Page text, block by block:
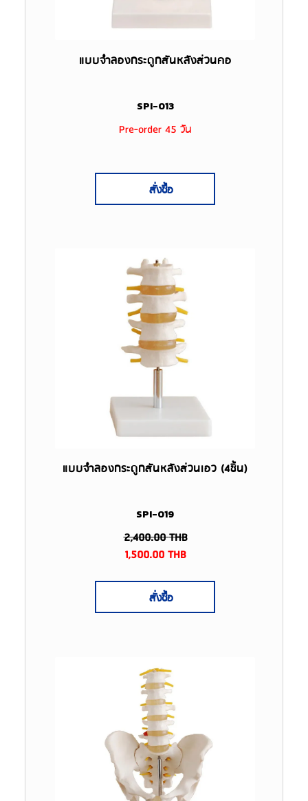
แบบจำลองกระดูกสันหลังส่วนคอ
SPI-013
Pre-order 45 วัน
สั่งซื้อ
แบบจำลองกระดูกสันหลังส่วนเอว (4ชิ้น)
SPI-019
2,400.00THB
1,500.00THB
สั่งซื้อ